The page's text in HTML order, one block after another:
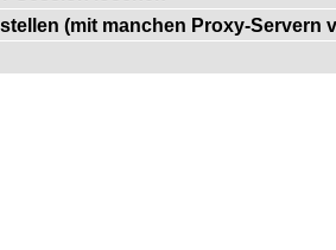
(mit manchen Proxy-Servern